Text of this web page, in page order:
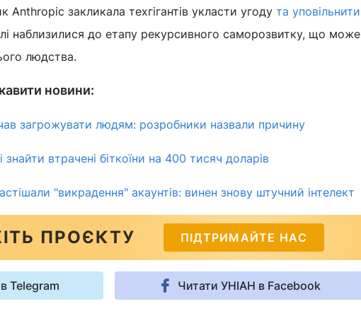
Anthropic закликала техгігантів укласти угоду та уповільнити
наблизилися до етапу рекурсивного саморозвитку, що може
людства.
новини:
загрожувати людям: розробники назвали причину
знайти втрачені біткоїни на 400 тисяч доларів
"викрадення" акаунтів: винен знову штучний інтелект
ПРОЄКТУ ПІДТРИМАЙТЕ НАС
Telegram Читати УНІАН в Facebook